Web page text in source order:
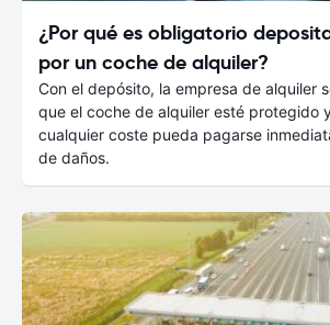
¿Por qué es obligatorio
por un coche de alquiler?
Con el depósito, la empresa de alquiler
que el coche de alquiler esté protegido
cualquier coste pueda pagarse
de daños.